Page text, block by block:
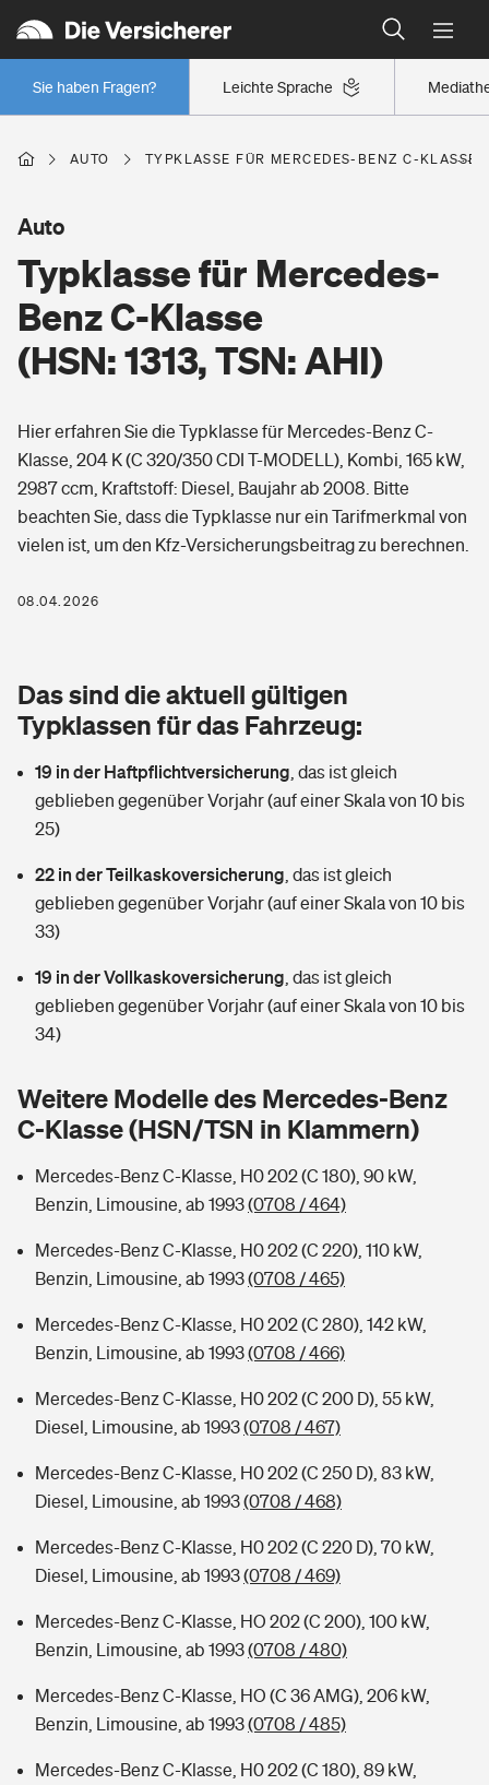
Leichte Sprache
Sie haben Fragen?
Wer versichert was: Jetzt Versicherer finden
Regionalklassen: So ist Ihre Region eingestuft
Wer versichert was: Jetzt Versicherer finden
Berufsunfähigkeitsversicherung
Arbeitsrechtsschutz
Berufshaftpflichtversicherung
Rentenrechner: Wie viel Geld bekomme ich im Alter?
Wer versichert was: Jetzt Versicherer finden
Sie haben Fragen?
Wohnen
Wohngebäudeversicherung
Hausratversicherung
Elementarversicherung
Photovoltaik
Wärmepumpen versichern
Vermieterrrechtsschutz
Mietkautionsversicherung
Restkreditversicherung
Zur Übersicht
Hochwasser-Check: Wie gefährdet ist Ihr Haus?
Wer versichert was: Jetzt Versicherer finden
Sie haben Fragen?
Pri­vate Haft­pflicht­
Rechts­schutz­ver­si­che­rung
Kinderunfall­ver­si­che­rung
Reiseversicherung
Handyversicherung
Private Cyberversicherung
Musikinstrumentenversicherung
Typklassen: So ist Ihr Auto eingestuft
Sie haben Fragen?
Gesundheit
Private Krankenversicherung
Tierkrankenversicherung
Zur Übersicht
Wer versichert was: Jetzt Versicherer finden
Sie haben Fragen?
Rentenrechner: Wie viel Geld bekomme ich im Alter?
AUTO TYPKLASSE FÜR MERCEDES-BENZ C-
Typklasse für Mercedes-
Benz C-Klasse
(HSN: 1313, TSN: AHI)
Auto
Hier erfahren Sie die Typklasse für Mercedes-Benz C-
Klasse, 204 K (C 320/350 CDI T-MODELL), Kombi, 165 kW,
2987 ccm, Kraftstoff: Diesel, Baujahr ab 2008. Bitte
beachten Sie, dass die Typklasse nur ein Tarifmerkmal von
vielen ist, um den Kfz-Versicherungsbeitrag zu berechnen.
08.04.2026
Das sind die aktuell gültigen
Typklassen für das Fahrzeug:
19 in der Haftpflichtversicherung das ist gleich
geblieben gegenüber Vorjahr (auf einer Skala von 10 bis
25)
22 in der Teilkaskoversicherung das ist gleich
geblieben gegenüber Vorjahr (auf einer Skala von 10 bis
33)
19 in der Vollkaskoversicherung das ist gleich
geblieben gegenüber Vorjahr (auf einer Skala von 10 bis
34)
Weitere Modelle des Mercedes-Benz
C-Klasse (HSN/TSN in Klammern)
Mercedes-Benz C-Klasse, H0 202 (C 180), 90 kW,
Benzin, Limousine, ab 1993(0708 / 464)
Mercedes-Benz C-Klasse, H0 202 (C 220), 110 kW,
Benzin, Limousine, ab 1993(0708 / 465)
Mercedes-Benz C-Klasse, H0 202 (C 280), 142 kW,
Benzin, Limousine, ab 1993(0708 / 466)
Mercedes-Benz C-Klasse, H0 202 (C 200 D), 55 kW,
Diesel, Limousine, ab 1993(0708 / 467)
Mercedes-Benz C-Klasse, H0 202 (C 250 D), 83 kW,
Diesel, Limousine, ab 1993(0708 / 468)
Mercedes-Benz C-Klasse, H0 202 (C 220 D), 70 kW,
Diesel, Limousine, ab 1993(0708 / 469)
Mercedes-Benz C-Klasse, HO 202 (C 200), 100 kW,
Benzin, Limousine, ab 1993(0708 / 480)
Mercedes-Benz C-Klasse, HO (C 36 AMG), 206 kW,
Benzin, Limousine, ab 1993(0708 / 485)
Mercedes-Benz C-Klasse, H0 202 (C 180), 89 kW,